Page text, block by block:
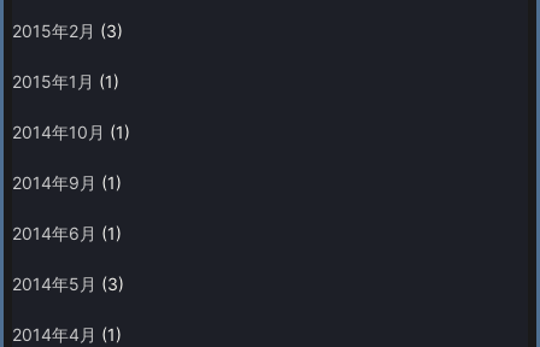
2015年2月 (3)
2015年1月 (1)
2014年10月 (1)
2014年9月 (1)
2014年6月 (1)
2014年5月 (3)
2014年4月 (1)